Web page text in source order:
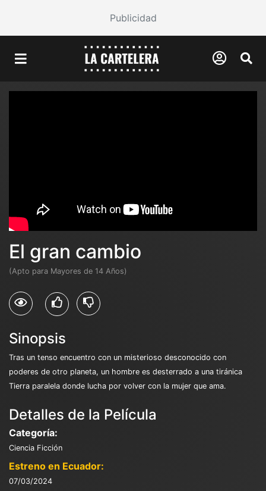
Publicidad
El gran cambio
(Apto para Mayores de 14 Años)
Sinopsis
Tras un tenso encuentro con un misterioso desconocido con
poderes de otro planeta, un hombre es desterrado a una tiránica
Tierra paralela donde lucha por volver con la mujer que ama.
Detalles de la Película
Categoría:
Ciencia Ficción
Estreno en Ecuador:
07/03/2024